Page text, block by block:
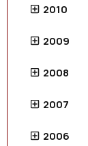
2010
2009
2008
2007
2006